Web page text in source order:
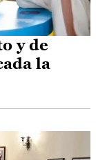
y de
la